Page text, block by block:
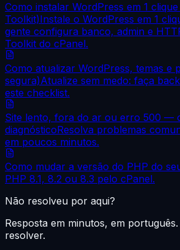
Como instalar WordPress em 1
Toolkit)Instale o WordPress em 1
gente configura banco, admin e
Toolkit do cPanel.
Como atualizar WordPress, temas e
segura)Atualize sem medo: faça
este checklist.
Site lento, fora do ar ou erro 500 —
diagnósticoResolva problemas
em poucos minutos.
Como mudar a versão do PHP do
PHP 8.1, 8.2 ou 8.3 pelo cPanel.
Não resolveu por aqui?
Resposta em minutos, em
resolver.